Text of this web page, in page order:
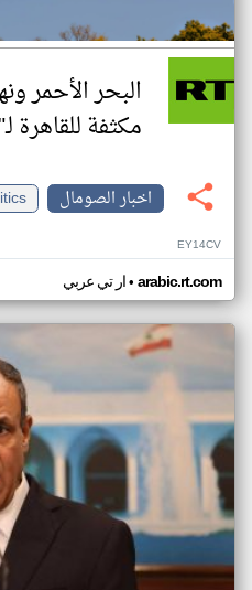
البحر الأحمر
مكثفة للقاهرة
اخبار الصومال
EY14CV
ار تي عربي• arabic.rt.com